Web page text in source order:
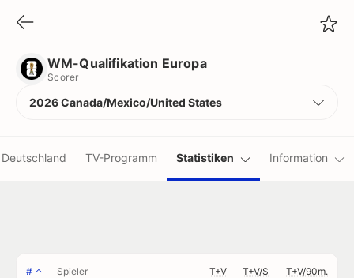
WM-Qualifikation Europa
Scorer
2026 Canada/Mexico/United States
Deutschland TV-Programm Statistiken Information
# Spieler T+V T+V/S T+V/90m.